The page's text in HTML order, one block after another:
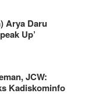
Arya Daru
Up’
JCW:
Kadiskominfo